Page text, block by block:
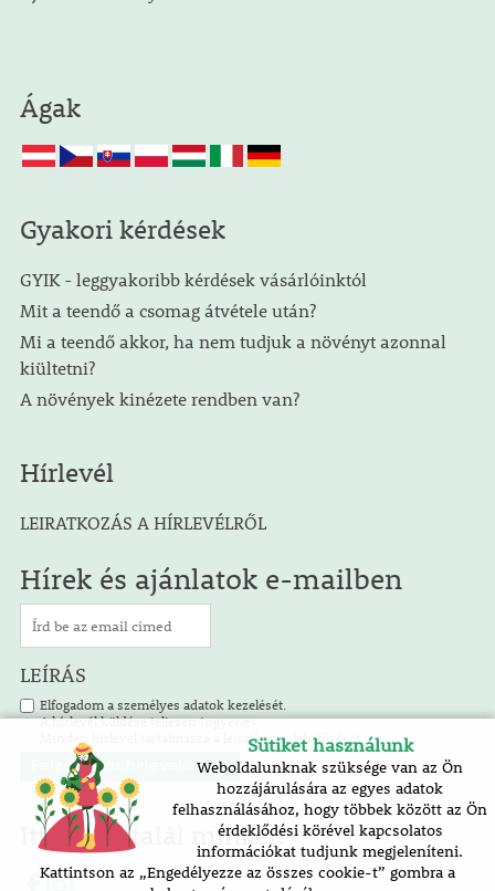
Ágak
Gyakori kérdések
GYIK - leggyakoribb kérdések vásárlóinktól
Mit a teendő a csomag átvétele után?
Mi a teendő akkor, ha nem tudjuk a növényt azonnal
kiültetni?
A növények kinézete rendben van?
Hírlevél
LEIRATKOZÁS A HÍRLEVÉLRŐL
Hírek és ajánlatok e-mailben
LEÍRÁS
Elfogadom a személyes adatok kezelését.
A hírlevél küldése teljesen ingyenes.
Minden hírlevél tartalmazza a leiratkozás lehetőségét.
Itt is megtalál minket!
Sütiket használunk
Weboldalunknak szüksége van az Ön
hozzájárulására az egyes adatok
felhasználásához, hogy többek között az Ön
érdeklődési körével kapcsolatos
információkat tudjunk megjeleníteni.
Kattintson az „Engedélyezze az összes cookie-t” gombra a